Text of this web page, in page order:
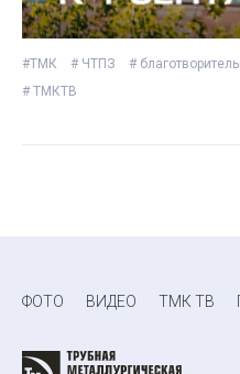
#ТМК # ЧТПЗ #
# ТМКТВ
ФОТО ВИДЕО ТМК ТВ